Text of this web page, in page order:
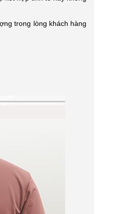
trong lòng khách hàng